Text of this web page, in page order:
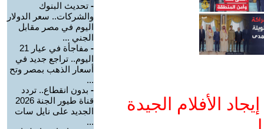
الأفلام الجيدة
- تحديث البنوك
والشركات.. سعر الدولار
اليوم في مصر مقابل
الجني ...
-
مفاجأة في عيار 21
اليوم.. تراجع جديد في
أسعار الذهب بمصر وتح
...
- بدون انقطاع.. تردد
قناة طيور الجنة 2026
الجديد على نايل سات
...